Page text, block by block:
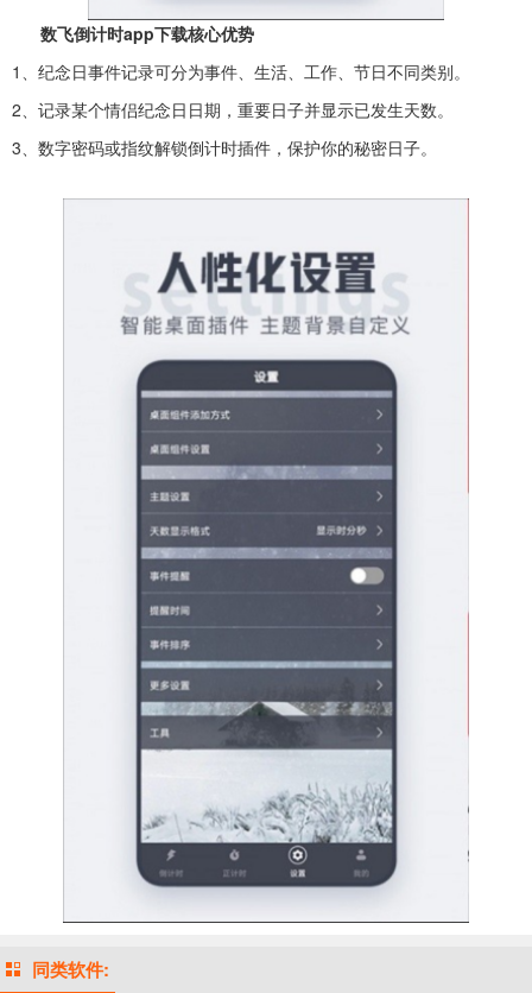
数飞倒计时app下载核心优势
1、纪念日事件记录可分为事件、生活、工作、节日不同类别。
2、记录某个情侣纪念日日期，重要日子并显示已发生天数。
3、数字密码或指纹解锁倒计时插件，保护你的秘密日子。
同类软件: